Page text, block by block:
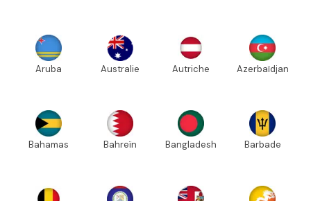
Aruba Australie Autriche Azerbaïdjan
Bahamas Bahreïn Bangladesh Barbade